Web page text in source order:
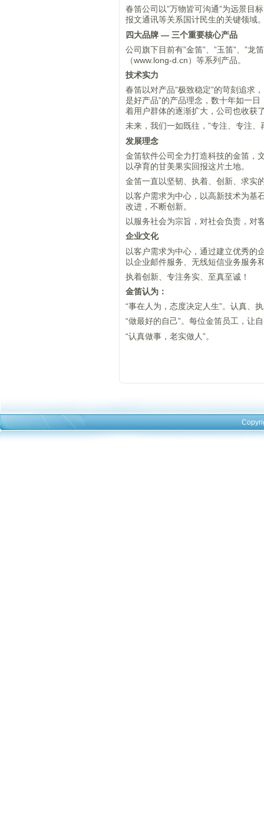
春笛公司以”万物皆可沟通”为远景目
报文通讯等关系国计民生的关键领域
四大品牌 — 三个重要核心产品
公司旗下目前有”金笛”、”玉笛”、”
（www.long-d.cn）等系列产品。
技术实力
春笛以对产品”极致稳定”的苛刻追求
是好产品”的产品理念，数十年如一
着用户群体的逐渐扩大，公司也收获
未来，我们一如既往，”专注、专注
发展理念
金笛软件公司全力打造科技的金笛，
以孕育的甘美果实回报这片土地。
金笛一直以坚韧、执着、创新、求实
以客户需求为中心，以高新技术为基
改进，不断创新。
以服务社会为宗旨，对社会负责，对
企业文化
以客户需求为中心，通过建立优秀的
以企业邮件服务、无线短信业务服务
执着创新、专注务实、至真至诚！
金笛认为：
“事在人为，态度决定人生”。认真、
“做最好的自己”。每位金笛员工，让
“认真做事，老实做人”。